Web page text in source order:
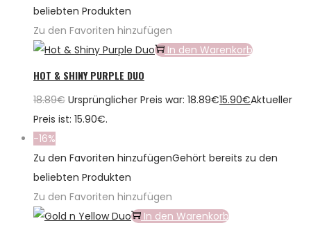
beliebten Produkten
Zu den Favoriten hinzufügen
In den Warenkorb
HOT & SHINY PURPLE DUO
18.89€ Ursprünglicher Preis war: 18.89€15.90€Aktueller
Preis ist: 15.90€.
-16%
Zu den Favoriten hinzufügenGehört bereits zu den
beliebten Produkten
Zu den Favoriten hinzufügen
In den Warenkorb